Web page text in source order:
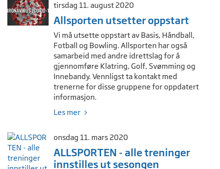
tirsdag 11. august 2020
Allsporten utsetter oppstart
Vi må utsette oppstart av Basis, Håndball,
Fotball og Bowling. Allsporten har også
samarbeid med andre idrettslag for å
gjennomføre Klatring, Golf, Svømming og
Innebandy. Vennligst ta kontakt med
trenerne for disse gruppene for oppdatert
informasjon.
Les mer
onsdag 11. mars 2020
ALLSPORTEN - alle treninger
innstilles ut sesongen